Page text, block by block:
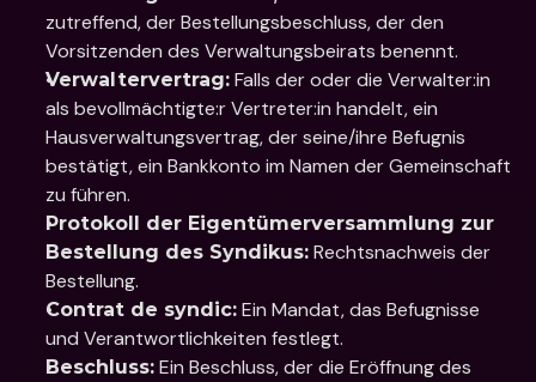
zutreffend, der Bestellungsbeschluss, der den
Vorsitzenden des Verwaltungsbeirats benennt.
Verwaltervertrag: Falls der oder die Verwalter:in
als bevollmächtigte:r Vertreter:in handelt, ein
Hausverwaltungsvertrag, der seine/ihre Befugnis
bestätigt, ein Bankkonto im Namen der Gemeinschaft
zu führen.
Protokoll der Eigentümerversammlung zur
Bestellung des Syndikus: Rechtsnachweis der
Bestellung.
Contrat de syndic: Ein Mandat, das Befugnisse
und Verantwortlichkeiten festlegt.
Beschluss: Ein Beschluss, der die Eröffnung des